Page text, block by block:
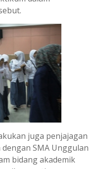
juga penjajagan
SMA Unggulan
bidang akademik